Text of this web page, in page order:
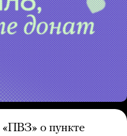
о пункте